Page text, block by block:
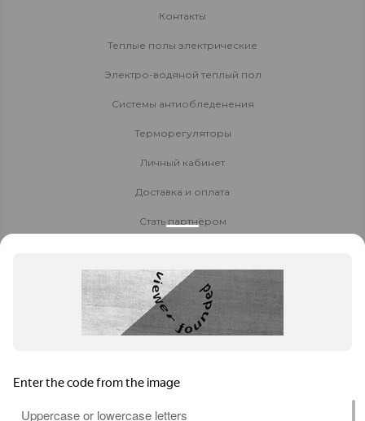
Контакты
Теплые полы электрические
Электро-водяной теплый пол
Системы антиобледенения
Терморегуляторы
Личный кабинет
Доставка и оплата
Стать партнёром
Контакты
8 800 700-80-40
8 (925) 410-56-23
Москва, Варшавское ш., д.1 стр. 6, БЦ W Plaza-2, офис